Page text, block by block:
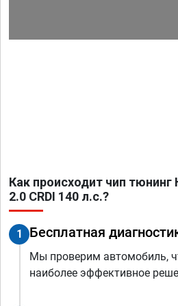
Как происходит чип тюнинг
2.0 CRDI 140 л.с.?
1 Бесплатная
Мы проверим автомобиль,
наиболее эффективное